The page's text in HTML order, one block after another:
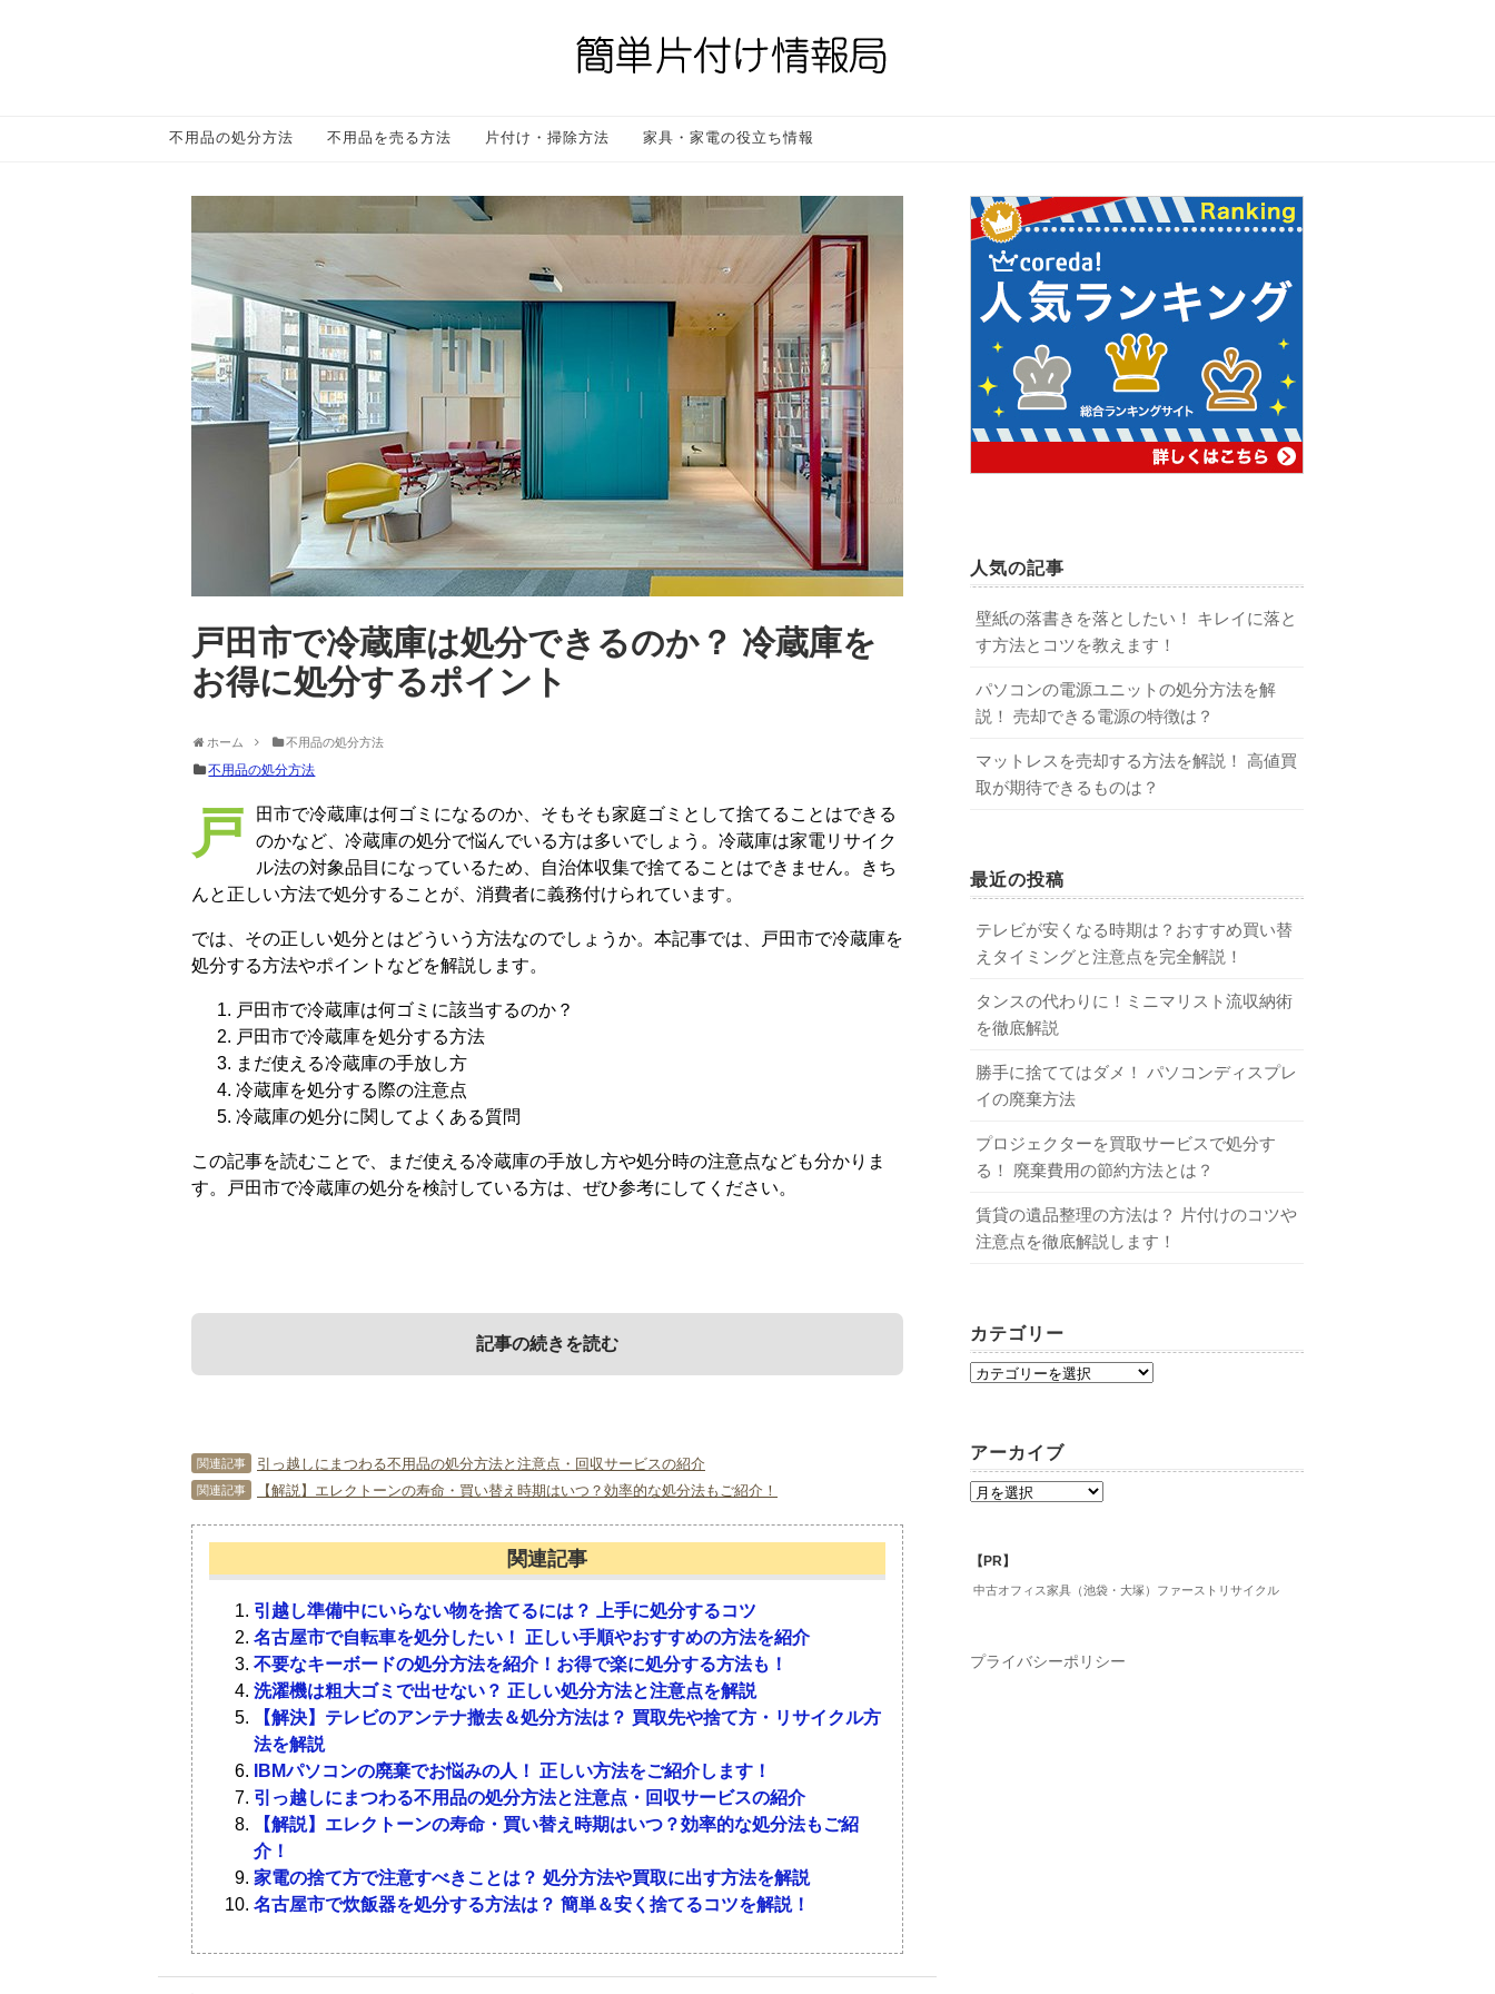
不用品の処分方法 不用品を売る方法 片付け・掃除方法 家具・家電の役立ち情報
戸田市で冷蔵庫は処分できるのか？ 冷蔵庫を
お得に処分するポイント
ホーム 不用品の処分方法
不用品の処分方法
戸田市で冷蔵庫は何ゴミになるのか、そもそも家庭ゴミとして捨てることはできる
のかなど、冷蔵庫の処分で悩んでいる方は多いでしょう。冷蔵庫は家電リサイク
ル法の対象品目になっているため、自治体収集で捨てることはできません。きち
んと正しい方法で処分することが、消費者に義務付けられています。
では、その正しい処分とはどういう方法なのでしょうか。本記事では、戸田市で冷蔵庫を
処分する方法やポイントなどを解説します。
戸田市で冷蔵庫は何ゴミに該当するのか？
戸田市で冷蔵庫を処分する方法
まだ使える冷蔵庫の手放し方
冷蔵庫を処分する際の注意点
冷蔵庫の処分に関してよくある質問
この記事を読むことで、まだ使える冷蔵庫の手放し方や処分時の注意点なども分かりま
す。戸田市で冷蔵庫の処分を検討している方は、ぜひ参考にしてください。
記事の続きを読む
1．戸田市で冷蔵庫は何ゴミに該当するのか？
まずは、戸田市で冷蔵庫は何ゴミになるのか、基本情報をチェックしておきましょう。
1-1． 家庭ゴミとして処分できない
前述したように、冷蔵庫は家電リサイクル法の対象品目になっているので、自治体では家
庭ゴミとして処分できません。家電リサイクル法の対象品目となる冷蔵庫（冷凍庫）・テ
レビ・エアコン・洗濯機（衣類乾燥機）は、メーカーによる回収とリサイクルが義務付け
られています。消費者は家電リサイクル法に基づいて、リサイクル料金を支払い、正しく
処分することが義務付けられているのです。冷蔵庫は家庭ゴミとして捨てられないので、
いつものゴミ捨て場へ持っていかないようにしてください。
1-2． リサイクル料金は3,740円～
冷蔵庫の処分にかかるリサイクル料金は、メーカーや冷蔵庫の容量で異なります。だいた
いの料金に関しては、下記を参考にしてください。
3．まだ使える冷蔵庫の手放し方
ここでは、まだ使える冷蔵庫の手放し方を解説します。
3-1． 正常に稼働するか
冷蔵庫を処分する前に、正常に稼働するかチェックしてみましょう。激しい損傷がない・
壊れていない状態の冷蔵庫なら、ほとんどの買取業者で買い取ってもらえる可能性があり
ます。冷蔵庫を処分するにはリサイクル料金がかかるため、買い取ってもらうことができ
れば処分費用はかかりません。まだ使える冷蔵庫を処分するのはもったいないことですの
で、処分前に稼働を確認し、動作に問題がなければ買取業者に査定を依頼してみましょ
う。
3-2． 古い冷蔵庫は買取対象にならない可能性も
たとえ、正常に稼働できる冷蔵庫だとしても、発売時期から10年以上が経過している冷
蔵庫は買取不可になる可能性があります。冷蔵庫は次から次へと新モデルが発売されてい
るため、発売時期から経過すればするほど型落ち品になるからです。古すぎる冷蔵庫は中
5．冷蔵庫の処分に関してよくある質問
冷蔵庫の処分に関する質問を5つピックアップしてみました。
Q．業務用冷蔵庫はどのように処分すべきか？
A．業務用冷蔵庫は、産業廃棄物に分類されるので自治体収集で捨てることはできませ
ん。産業廃棄物は、産業廃棄物収集運搬の許可を取得している業者へ回収を依頼すること
になります。ただし、業務用冷蔵庫は元値が高いので高価買取が期待できるでしょう。壊
れていなければ、業務用を扱っている買取業者へ査定を依頼してみてください。高く買い
取ってもらうことができれば、処分費用がかからないのでお得に手放せます。
Q．収集運搬料金はいくらぐらいか？
A．収集運搬料金は、1,000～3,000円程度です。ただし、小売店によって料金が異なるた
め、事前にチェックしておいたほうがいいでしょう。また、不用品回収業者に依頼する際
は、回収費用のほかに諸費用がいくらかかるのかも入念な確認が必要です。後で金銭トラ
ブルにならないためにも、依頼前にきちんと確認してください。不明点や不安要素をその
ままにするとトラブルになる可能性があるので、しっかりと解消してから依頼するのが大
切です。
関連記事 引っ越しにまつわる不用品の処分方法と注意点・回収サービスの紹介
関連記事 【解説】エレクトーンの寿命・買い替え時期はいつ？効率的な処分法もご紹介！
関連記事
引越し準備中にいらない物を捨てるには？ 上手に処分するコツ
名古屋市で自転車を処分したい！ 正しい手順やおすすめの方法を紹介
不要なキーボードの処分方法を紹介！お得で楽に処分する方法も！
洗濯機は粗大ゴミで出せない？ 正しい処分方法と注意点を解説
【解決】テレビのアンテナ撤去＆処分方法は？ 買取先や捨て方・リサイクル方
法を解説
IBMパソコンの廃棄でお悩みの人！ 正しい方法をご紹介します！
引っ越しにまつわる不用品の処分方法と注意点・回収サービスの紹介
【解説】エレクトーンの寿命・買い替え時期はいつ？効率的な処分法もご紹
介！
家電の捨て方で注意すべきことは？ 処分方法や買取に出す方法を解説
名古屋市で炊飯器を処分する方法は？ 簡単＆安く捨てるコツを解説！
人気の記事
壁紙の落書きを落としたい！ キレイに落と
す方法とコツを教えます！
パソコンの電源ユニットの処分方法を解
説！ 売却できる電源の特徴は？
マットレスを売却する方法を解説！ 高値買
取が期待できるものは？
最近の投稿
テレビが安くなる時期は？おすすめ買い替
えタイミングと注意点を完全解説！
タンスの代わりに！ミニマリスト流収納術
を徹底解説
勝手に捨ててはダメ！ パソコンディスプレ
イの廃棄方法
プロジェクターを買取サービスで処分す
る！ 廃棄費用の節約方法とは？
賃貸の遺品整理の方法は？ 片付けのコツや
注意点を徹底解説します！
カテゴリー
アーカイブ
【PR】
中古オフィス家具（池袋・大塚）ファーストリサイクル
プライバシーポリシー